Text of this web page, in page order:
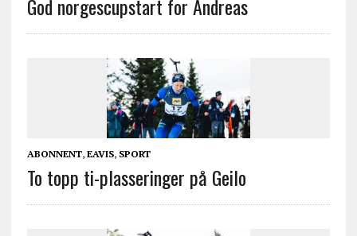
God norgescupstart for Andreas
ABONNENT, EAVIS, SPORT
To topp ti-plasseringer på Geilo